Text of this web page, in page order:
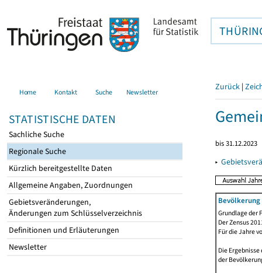
Home Kontakt Suche Newsletter
STATISTISCHE DATEN
Sachliche Suche
Regionale Suche
Kürzlich bereitgestellte Daten
Allgemeine Angaben, Zuordnungen
Gebietsveränderungen,
Änderungen zum Schlüsselverzeichnis
Definitionen und Erläuterungen
Newsletter
Zurück |
bis 31.12.2023
▸
Grundlage der
Der Zensus
Für die Jahre
Die
der